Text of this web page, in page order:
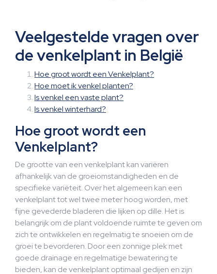
Veelgestelde vragen over
de venkelplant in België
Hoe groot wordt een Venkelplant?
Hoe moet ik venkel planten?
Is venkel een vaste plant?
Is venkel winterhard?
Hoe groot wordt een
Venkelplant?
De grootte van een venkelplant kan variëren
afhankelijk van de groeiomstandigheden en de
specifieke variëteit. Over het algemeen kan een
venkelplant tot wel twee meter hoog worden, met
fijne gevederde bladeren die lijken op dille. Het is
belangrijk om de plant voldoende ruimte te geven om
zich te ontwikkelen en regelmatig te snoeien om de
groei te bevorderen. Door een zonnige plek met
goede drainage en regelmatige bewatering te
bieden, kan de venkelplant optimaal gedijen en zijn